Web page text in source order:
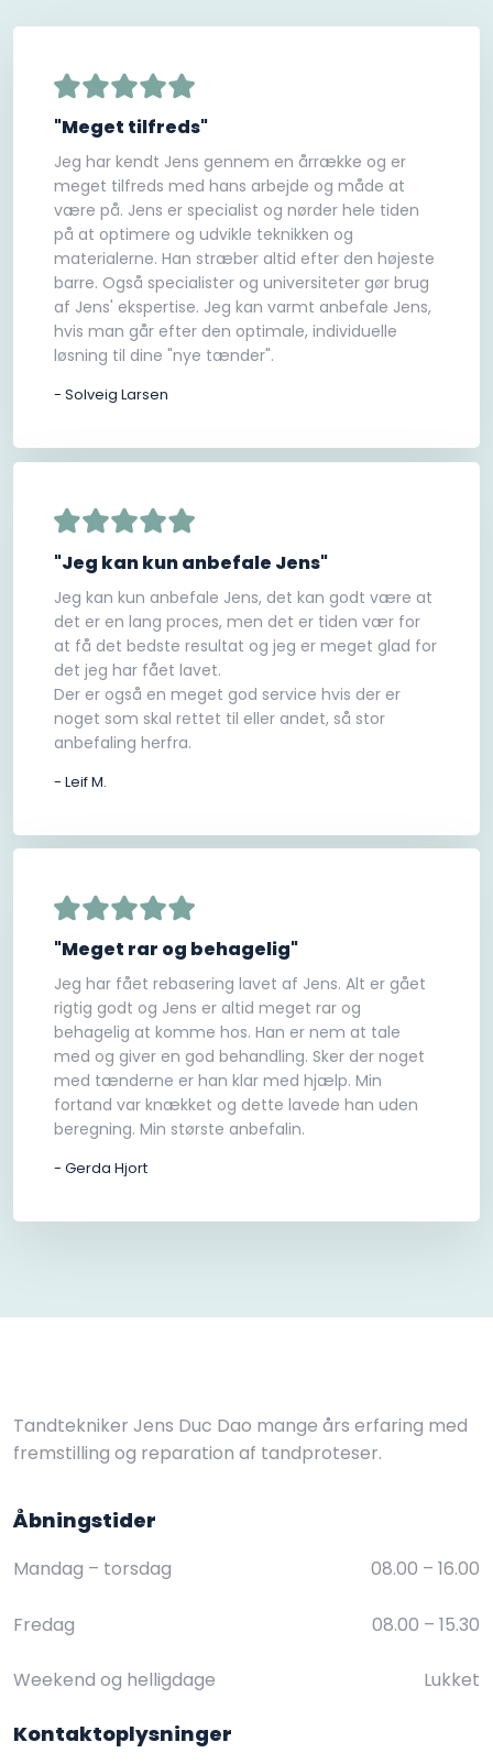
"Meget tilfreds"
Jeg har kendt Jens gennem en årrække og er
meget tilfreds med hans arbejde og måde at
være på. Jens er specialist og nørder hele tiden
på at optimere og udvikle teknikken og
materialerne. Han stræber altid efter den højeste
barre. Også specialister og universiteter gør brug
af Jens' ekspertise. Jeg kan varmt anbefale Jens,
hvis man går efter den optimale, individuelle
løsning til dine "nye tænder".
- Solveig Larsen
"Jeg kan kun anbefale Jens"
Jeg kan kun anbefale Jens, det kan godt være at
det er en lang proces, men det er tiden vær for
at få det bedste resultat og jeg er meget glad for
det jeg har fået lavet.
Der er også en meget god service hvis der er
noget som skal rettet til eller andet, så stor
anbefaling herfra.
- Leif M.
"Meget rar og behagelig"
Jeg har fået rebasering lavet af Jens. Alt er gået
rigtig godt og Jens er altid meget rar og
behagelig at komme hos. Han er nem at tale
med og giver en god behandling. Sker der noget
med tænderne er han klar med hjælp. Min
fortand var knækket og dette lavede han uden
beregning. Min største anbefalin.
- Gerda Hjort
Tandtekniker Jens Duc Dao mange års erfaring med
fremstilling og reparation af tandproteser.
Åbningstider​
Mandag – torsdag 08.00 – 16.00​
Fredag 08.00 – 15.30​
Weekend og helligdage Lukket
Kontaktoplysninger